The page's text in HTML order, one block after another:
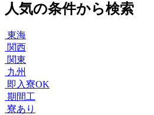
人気の条件から検索
東海
関西
関東
九州
即入寮OK
期間工
寮あり